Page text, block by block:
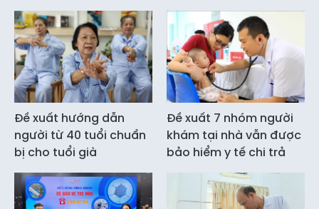
Đề xuất hướng dẫn
người từ 40 tuổi chuẩn
bị cho tuổi già
Đề xuất 7 nhóm người
khám tại nhà vẫn được
bảo hiểm y tế chi trả